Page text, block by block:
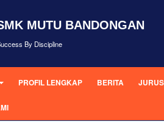
MUTU BANDONGAN
By Discipline
PROFIL LENGKAP BERITA